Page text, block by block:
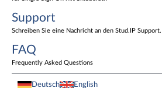
Support
Schreiben Sie eine Nachricht an den Stud.IP Support.
FAQ
Frequently Asked Questions
Deutsch English